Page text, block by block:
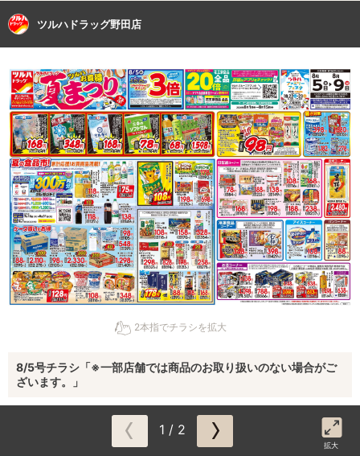
ツルハドラッグ野田店
2本指でチラシを拡大
8/5号チラシ「※一部店舗では商品のお取り扱いのない場合がご
ざいます。」
1 / 2
拡大